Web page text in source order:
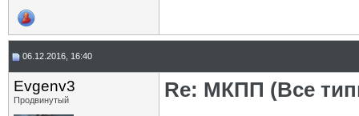
06.12.2016, 16:40
Evgenv3
Продвинутый Re: МКПП (Все